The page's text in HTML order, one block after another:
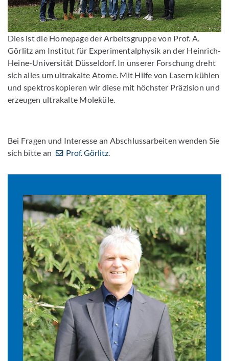
Bild vergrößern
Dies ist die Homepage der Arbeitsgruppe von Prof. A.
Görlitz am Institut für Experimentalphysik an der Heinrich-
Heine-Universität Düsseldorf. In unserer Forschung dreht
sich alles um ultrakalte Atome. Mit Hilfe von Lasern kühlen
und spektroskopieren wir diese mit höchster Präzision und
erzeugen ultrakalte Moleküle.
Bei Fragen und Interesse an Abschlussarbeiten wenden Sie
sich bitte an
Prof. Görlitz.